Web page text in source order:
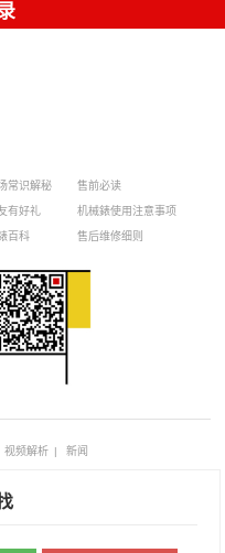
常识解秘
有好礼
百科
售前必读
机械錶使用注意事项
售后维修细则
视频解析 | 新闻